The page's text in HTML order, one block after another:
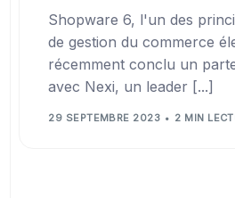
Shopware 6, l'un des
de gestion du commerce
récemment conclu un
avec Nexi, un leader [...]
29 SEPTEMBRE 2023 2 MIN